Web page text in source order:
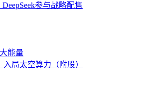
参与战略配售
能量
局太空算力（附股）